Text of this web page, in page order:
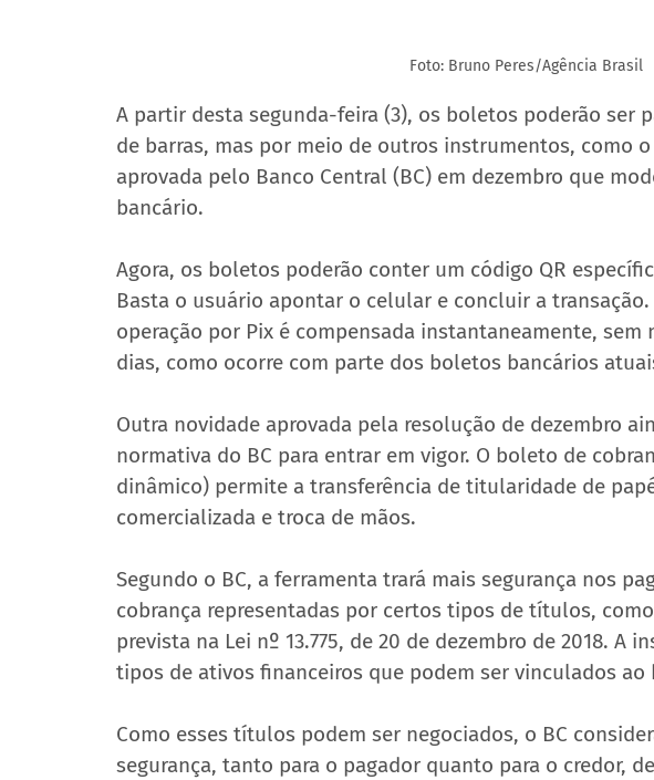
Foto: Bruno Peres/Agência Brasil
A partir desta segunda-feira (3), os boletos poderão ser
de barras, mas por meio de outros instrumentos, como
aprovada pelo Banco Central (BC) em dezembro que
bancário.
Agora, os boletos poderão conter um código QR
Basta o usuário apontar o celular e concluir a
operação por Pix é compensada instantaneamente, sem
dias, como ocorre com parte dos boletos bancários
Outra novidade aprovada pela resolução de dezembro
normativa do BC para entrar em vigor. O boleto de
dinâmico) permite a transferência de titularidade de
comercializada e troca de mãos.
Segundo o BC, a ferramenta trará mais segurança nos
cobrança representadas por certos tipos de títulos,
prevista na Lei nº 13.775, de 20 de dezembro de 2018. A
tipos de ativos financeiros que podem ser vinculados
Como esses títulos podem ser negociados, o BC
segurança, tanto para o pagador quanto para o credor,